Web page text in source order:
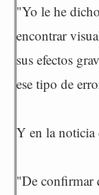
"Yo le he
encontrar
sus efectos
ese tipo de
Y en la
"De confirmar